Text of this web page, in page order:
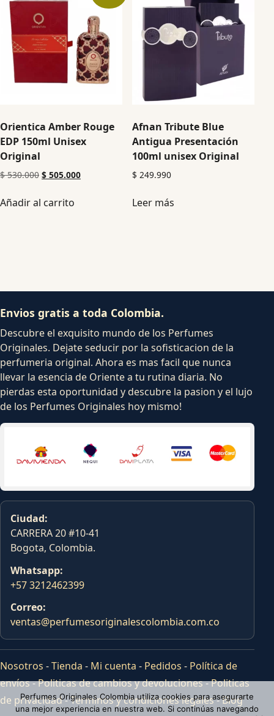
Orientica Amber Rouge
EDP 150ml Unisex
Original
$530.000 $ 505.000
Añadir al carrito
Afnan Tribute Blue
Antigua Presentación
100ml unisex Original
$ 249.990
Leer más
Envios gratis a toda Colombia.
Descubre el exquisito mundo de los Perfumes
Originales. Dejate seducir por la sofisticacion de la
perfumeria original. Ahora es mas facil que nunca
llevar la esencia de Oriente a tu rutina diaria. No
pierdas esta oportunidad y descubre la pasion y el lujo
de los Perfumes Originales hoy mismo!
Ciudad:
CARRERA 20 #10-41
Bogota, Colombia.
Whatsapp:
+57 3212462399
Correo:
ventas@perfumesoriginalescolombia.com.co
Nosotros -Tienda - Mi cuenta - Pedidos - Política de
envíos-Politicas de cambios y devoluciones-Politicas
de privacidad-Terminos y condiciones legales-Blog
Perfumes Originales Colombia utiliza cookies para asegurarte
una mejor experiencia en nuestra web. Si continúas navegando